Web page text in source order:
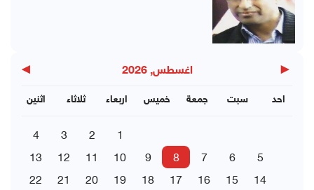
◀ اغسطس, 2026 ▶
اثنين ثلاثاء اربعاء خميس جمعة سبت احد
1
2
3
4
5
6
7
8
9
10
11
12
13
14
15
16
17
18
19
20
21
22